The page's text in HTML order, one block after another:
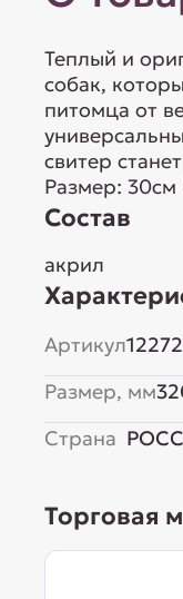
Теплый и
собак,
питомца от
свитер
Размер: 30см
Состав
акрил
Артикул
Размер, мм
Страна
Торговая